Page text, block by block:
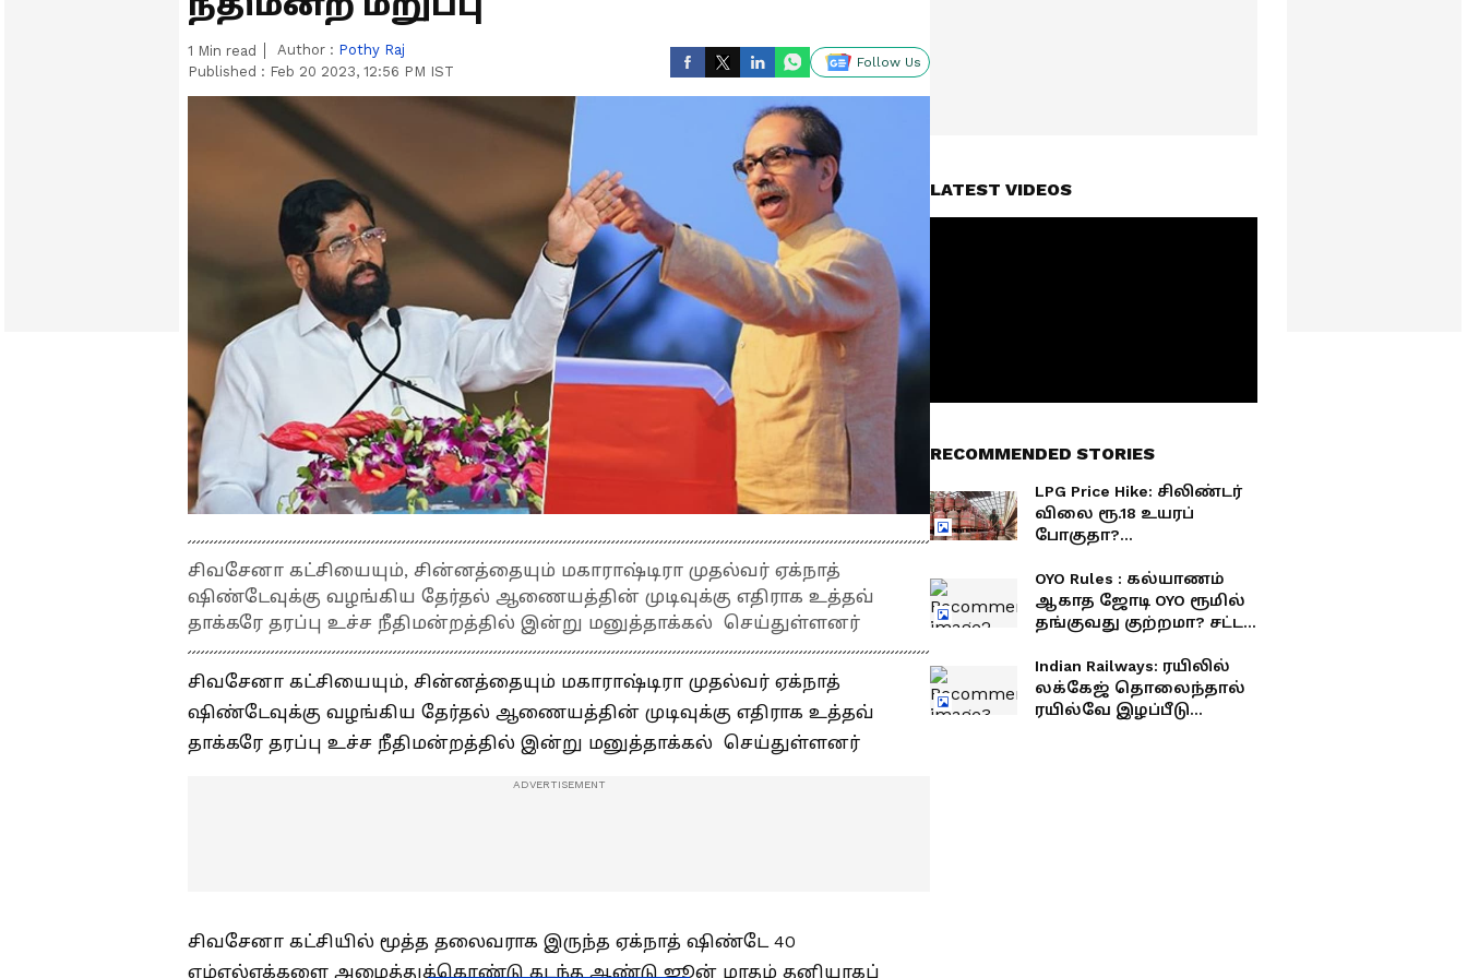
1 Min read Author : Pothy Raj
Published : Feb 20 2023, 12:56 PM IST
Follow Us
சிவசேனா கட்சியையும், சின்னத்தையும் மகாராஷ்டிரா முதல்வர் ஏக்நாத்
ஷிண்டேவுக்கு வழங்கிய தேர்தல் ஆணையத்தின் முடிவுக்கு எதிராக உத்தவ்
தாக்கரே தரப்பு உச்ச நீதிமன்றத்தில் இன்று மனுத்தாக்கல் செய்துள்ளனர்
சிவசேனா கட்சியையும், சின்னத்தையும் மகாராஷ்டிரா முதல்வர் ஏக்நாத்
ஷிண்டேவுக்கு வழங்கிய தேர்தல் ஆணையத்தின் முடிவுக்கு எதிராக உத்தவ்
தாக்கரே தரப்பு உச்ச நீதிமன்றத்தில் இன்று மனுத்தாக்கல் செய்துள்ளனர்
சிவசேனா கட்சியில் மூத்த தலைவராக இருந்த ஏக்நாத் ஷிண்டே 40
எம்எல்ஏக்களை அழைத்துக்கொண்டு கடந்த ஆண்டு ஜூன் மாதம் தனியாகப்
LATEST VIDEOS
RECOMMENDED STORIES
LPG Price Hike: சிலிண்டர்
விலை ரூ.18 உயரப்
போகுதா?
அடுத்த ஷாக்!
OYO Rules : கல்யாணம்
ஆகாத ஜோடி OYO ரூமில்
தங்குவது குற்றமா? சட்டம்
Indian Railways: ரயிலில்
லக்கேஜ் தொலைந்தால்
ரயில்வே இழப்பீடு